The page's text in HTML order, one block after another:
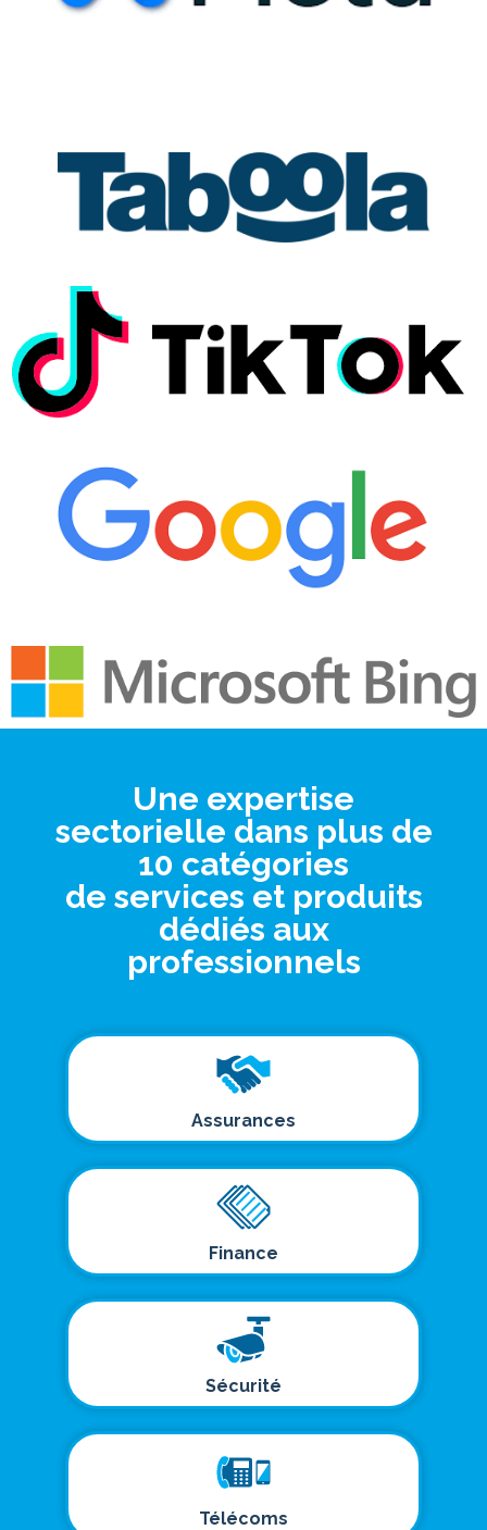
Une expertise
sectorielle dans plus de
10 catégories
de services et produits
dédiés aux
professionnels
Assurances
Finance
Sécurité
Télécoms